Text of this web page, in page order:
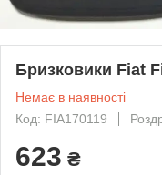
Бризковики Fiat
Немає в наявності
Код: FIA170119
623 ₴